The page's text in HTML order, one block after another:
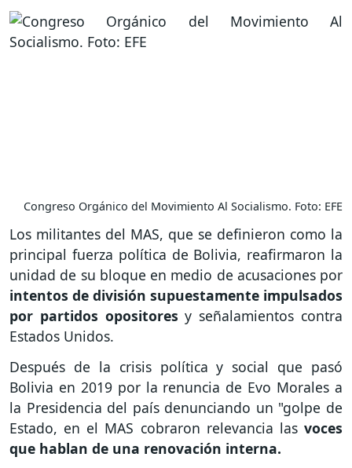
Congreso Orgánico del Movimiento Al Socialismo. Foto: EFE
Los militantes del MAS, que se definieron como la
principal fuerza política de Bolivia, reafirmaron la
unidad de su bloque en medio de acusaciones por
intentos de división supuestamente impulsados
por partidos opositoresy señalamientos contra
Estados Unidos.
Después de la crisis política y social que pasó
Bolivia en 2019 por la renuncia de Evo Morales a
la Presidencia del país denunciando un "golpe de
Estado, en el MAS cobraron relevancia lasvoces
que hablan de una renovación interna.